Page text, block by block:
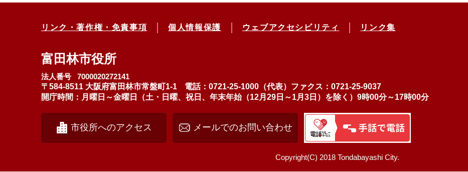
リンク・著作権・免責事項 個人情報保護 ウェブアクセシビリティ リンク集
富田林市役所
法人番号 7000020272141
〒584-8511 大阪府富田林市常盤町1-1
電話：0721-25-1000（代表） ファクス：0721-25-9037
開庁時間：月曜日～金曜日（土・日曜、祝日、年末年始（12月29日～1月3日）を除く）9時00分～17時00分
市役所へのアクセス メールでのお問い合わせ
Copyright(C) 2018 Tondabayashi City.